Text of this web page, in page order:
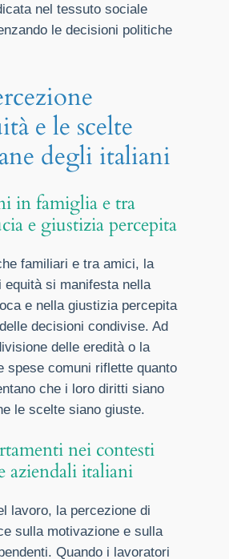
nel tessuto sociale
le decisioni politiche
e le scelte
degli italiani
in famiglia e tra
e giustizia percepita
familiari e tra amici, la
equità si manifesta nella
e nella giustizia percepita
decisioni condivise. Ad
delle eredità o la
spese comuni riflette quanto
che i loro diritti siano
le scelte siano giuste.
nei contesti
aziendali italiani
lavoro, la percezione di
sulla motivazione e sulla
Quando i lavoratori